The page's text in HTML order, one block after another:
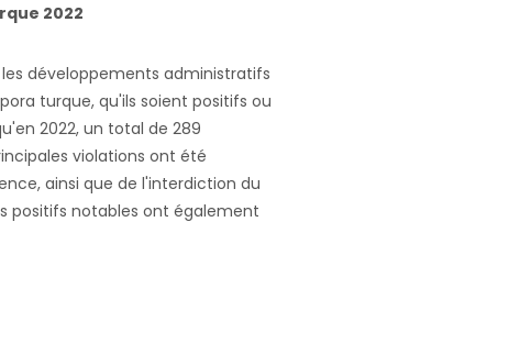
2022
développements administratifs
turque, qu'ils soient positifs ou
2022, un total de 289
violations ont été
ainsi que de l'interdiction du
positifs notables ont également